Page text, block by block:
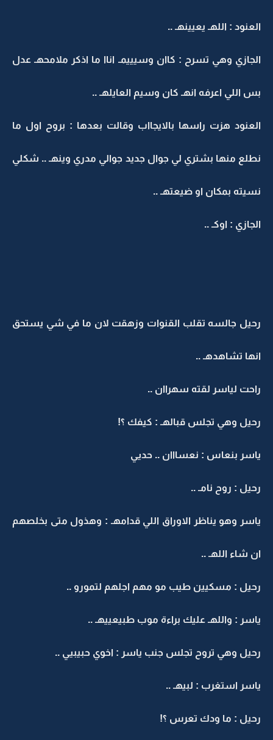
العنود : اللهـ يعيينهـ ..
الجازي وهي تسرح : كاان وسيييمـ اناا ما اذكر ملامحهـ عدل
بس اللي اعرفه انهـ كان وسيم العايلهـ ..
العنود هزت راسها بالايجااب وقالت بعدها : بروح اول ما
نطلع منها بشتري لي جوال جديد جوالي مدري وينهـ .. شكلي
نسيته بمكان او ضيعتهـ ..
الجازي : اوكـ ..
رحيل جالسه تقلب القنوات وزهقت لان ما في شي يستحق
انها تشاهدهـ ..
راحت لياسر لقته سهراان ..
رحيل وهي تجلس قبالهـ : كيفك ؟!
ياسر بنعاس : نعسااان .. حديي
رحيل : روح نامـ ..
ياسر وهو يناظر الاوراق اللي قدامهـ : وهذول متى بخلصهم
ان شاء اللهـ ..
رحيل : مسكيين طيب مو مهم اجلهم لتمورو ..
ياسر : واللهـ عليك براءة موب طبيعييهـ ..
رحيل وهي تروح تجلس جنب ياسر : اخوي حبيبيي ..
ياسر استغرب : لبيهـ ..
رحيل : ما ودك تعرس ؟!